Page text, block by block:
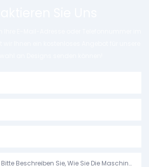
Verwendungszweck: Bitte Beschreiben Sie, Wie Sie Die Maschine Verwenden Möchten.